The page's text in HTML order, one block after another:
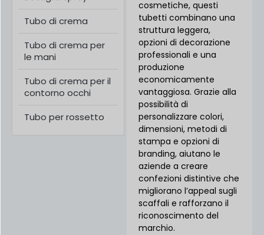
Tubo di crema
Tubo di crema per
le mani
Tubo di crema per il
contorno occhi
Tubo per rossetto
cosmetiche, questi
tubetti combinano una
struttura leggera,
opzioni di decorazione
professionali e una
produzione
economicamente
vantaggiosa. Grazie alla
possibilità di
personalizzare colori,
dimensioni, metodi di
stampa e opzioni di
branding, aiutano le
aziende a creare
confezioni distintive che
migliorano l’appeal sugli
scaffali e rafforzano il
riconoscimento del
marchio.